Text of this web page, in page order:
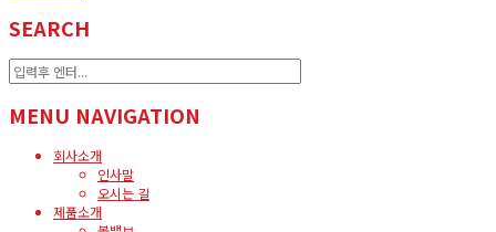
SEARCH
MENU NAVIGATION
회사소개
인사말
오시는 길
제품소개